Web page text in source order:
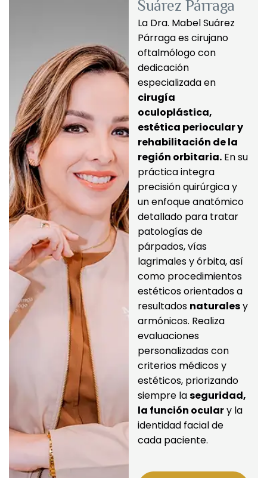
Suárez Párraga
La Dra. Mabel Suárez
Párraga es cirujano
oftalmólogo con
dedicación
cirugía
oculoplástica,
estética periocular y
rehabilitación de la
región orbitaria. En su
práctica integra
precisión quirúrgica y
un enfoque anatómico
detallado para tratar
patologías de
párpados, vías
lagrimales y órbita, así
como procedimientos
estéticos orientados a
resultados naturales y
armónicos. Realiza
evaluaciones
personalizadas con
criterios médicos y
estéticos, priorizando
siempre la seguridad,
la función ocular y la
identidad facial de
cada paciente.